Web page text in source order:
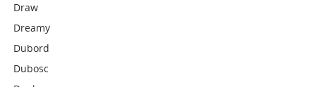
Draw
Dreamy
Dubord
Dubosc